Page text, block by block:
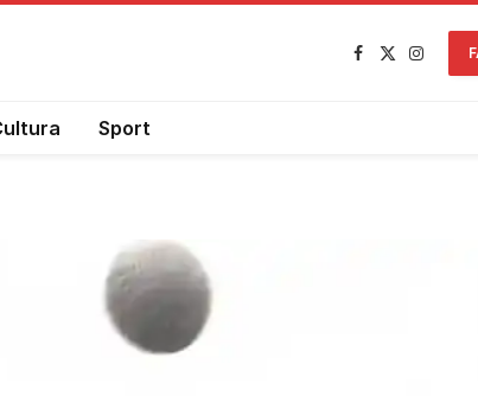
Facebook
X
Sport